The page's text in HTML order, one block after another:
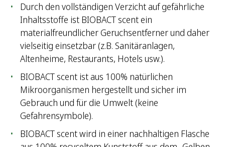
Durch den vollständigen Verzicht auf gefährliche
Inhaltsstoffe ist BIOBACT scent ein
materialfreundlicher Geruchsentferner und daher
vielseitig einsetzbar (z.B. Sanitäranlagen,
Altenheime, Restaurants, Hotels usw.).
BIOBACT scent ist aus 100% natürlichen
Mikroorganismen hergestellt und sicher im
Gebrauch und für die Umwelt (keine
Gefahrensymbole).
BIOBACT scent wird in einer nachhaltigen Flasche